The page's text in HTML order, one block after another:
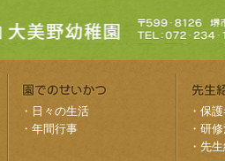
・ 日々の生活
・ 年間行事
・ 保
・ 研
・ 先